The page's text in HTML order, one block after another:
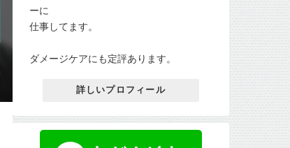
ーに
仕事してます。
ダメージケアにも定評あります。
詳しいプロフィール